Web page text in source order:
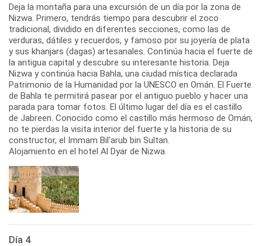
Deja la montaña para una excursión de un día por la zona de
Nizwa. Primero, tendrás tiempo para descubrir el zoco
tradicional, dividido en diferentes secciones, como las de
verduras, dátiles y recuerdos, y famoso por su joyería de plata
y sus khanjars (dagas) artesanales. Continúa hacia el fuerte de
la antigua capital y descubre su interesante historia. Deja
Nizwa y continúa hacia Bahla, una ciudad mística declarada
Patrimonio de la Humanidad por la UNESCO en Omán. El Fuerte
de Bahla te permitirá pasear por el antiguo pueblo y hacer una
parada para tomar fotos. El último lugar del día es el castillo
de Jabreen. Conocido como el castillo más hermoso de Omán,
no te pierdas la visita interior del fuerte y la historia de su
constructor, el Immam Bil'arub bin Sultan.
Alojamiento en el hotel Al Dyar de Nizwa.
Día 4